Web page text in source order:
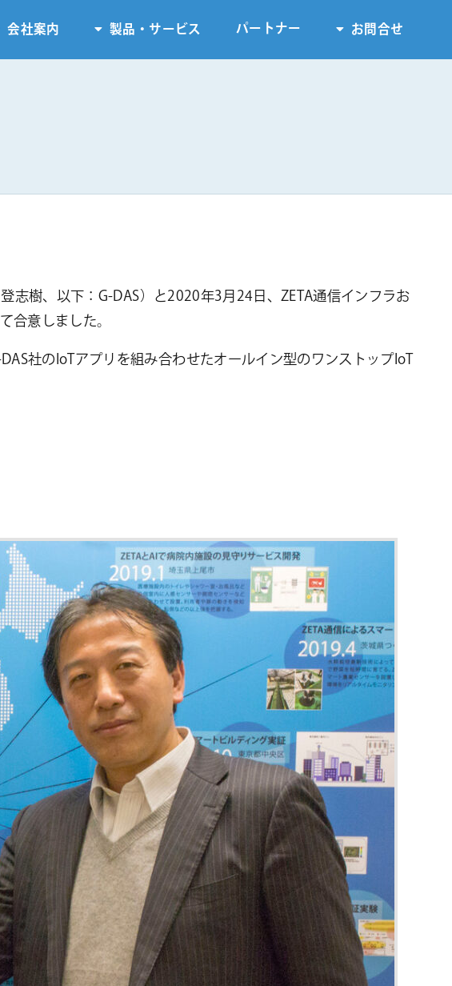
会社案内 製品・サービス パートナー お問合せ
志樹、以下：G-DAS）と2020年3月24日、ZETA通信インフラお
合意しました。
社のIoTアプリを組み合わせたオールイン型のワンストップIoT